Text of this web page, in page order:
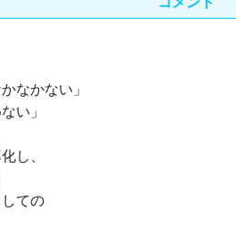
なかない」
い」
し、
ての